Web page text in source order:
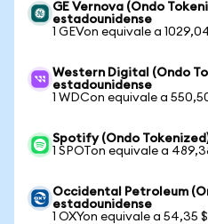
GE Vernova (Ondo
estadounidense
1 GEVon equivale a
Western Digital (Ondo
estadounidense
1 WDCon equivale a
Spotify (Ondo
1 SPOTon equivale a
Occidental Petroleum
estadounidense
1 OXYon equivale a 54,35 $